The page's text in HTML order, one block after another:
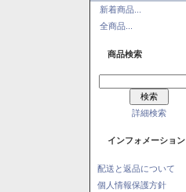
新着商品...
全商品...
商品検索
詳細検索
インフォメーション
配送と返品について
個人情報保護方針